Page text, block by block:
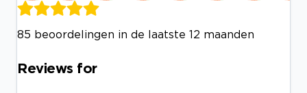
85 beoordelingen in de laatste 12 maanden
Reviews for